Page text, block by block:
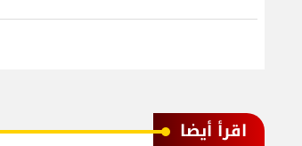
اقرأ أيضا